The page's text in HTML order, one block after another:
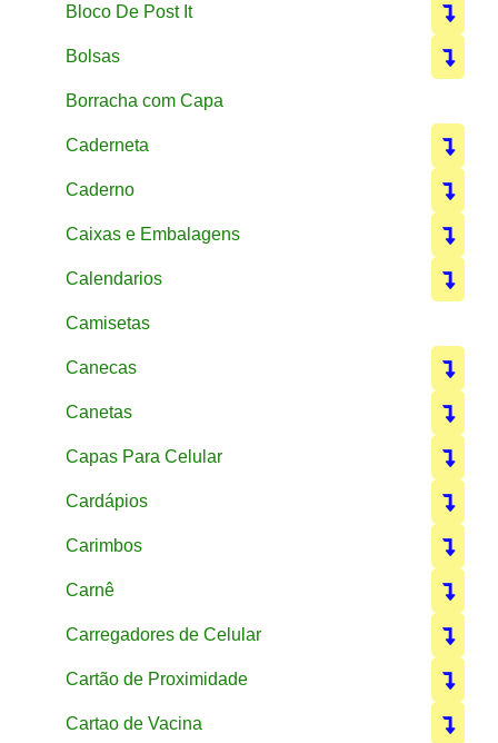
Bloco De Post It
Bolsas
Borracha com Capa
Caderneta
Caderno
Caixas e Embalagens
Calendarios
Camisetas
Canecas
Canetas
Capas Para Celular
Cardápios
Carimbos
Carnê
Carregadores de Celular
Cartão de Proximidade
Cartao de Vacina